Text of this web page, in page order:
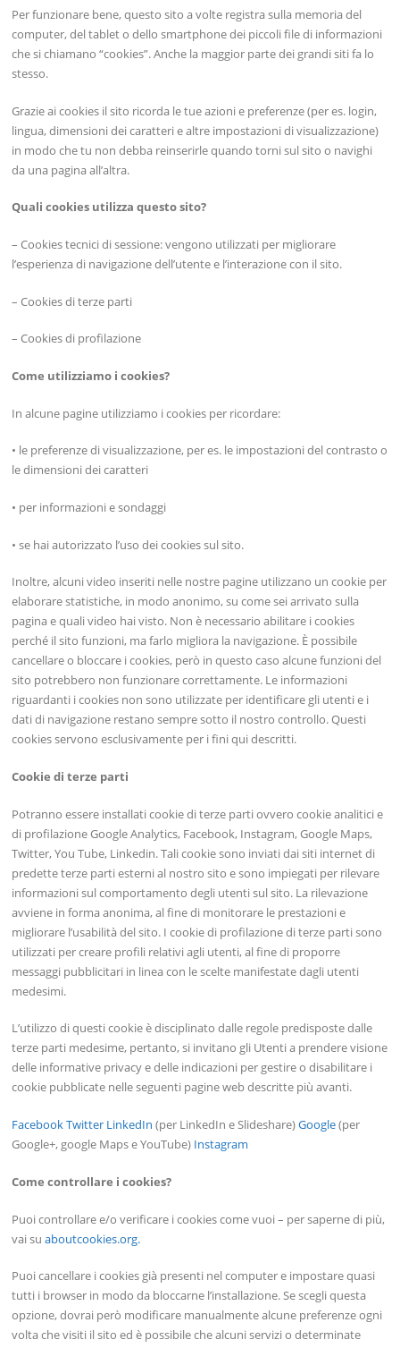
Per funzionare bene, questo sito a volte registra sulla memoria del
computer, del tablet o dello smartphone dei piccoli file di informazioni
che si chiamano “cookies”. Anche la maggior parte dei grandi siti fa lo
stesso.
Grazie ai cookies il sito ricorda le tue azioni e preferenze (per es. login,
lingua, dimensioni dei caratteri e altre impostazioni di visualizzazione)
in modo che tu non debba reinserirle quando torni sul sito o navighi
da una pagina all’altra.
Quali cookies utilizza questo sito?
– Cookies tecnici di sessione: vengono utilizzati per migliorare
l’esperienza di navigazione dell’utente e l’interazione con il sito.
– Cookies di terze parti
– Cookies di profilazione
Come utilizziamo i cookies?
In alcune pagine utilizziamo i cookies per ricordare:
• le preferenze di visualizzazione, per es. le impostazioni del contrasto o
le dimensioni dei caratteri
• per informazioni e sondaggi
• se hai autorizzato l’uso dei cookies sul sito.
Inoltre, alcuni video inseriti nelle nostre pagine utilizzano un cookie per
elaborare statistiche, in modo anonimo, su come sei arrivato sulla
pagina e quali video hai visto. Non è necessario abilitare i cookies
perché il sito funzioni, ma farlo migliora la navigazione. È possibile
cancellare o bloccare i cookies, però in questo caso alcune funzioni del
sito potrebbero non funzionare correttamente. Le informazioni
riguardanti i cookies non sono utilizzate per identificare gli utenti e i
dati di navigazione restano sempre sotto il nostro controllo. Questi
cookies servono esclusivamente per i fini qui descritti.
Cookie di terze parti
Potranno essere installati cookie di terze parti ovvero cookie analitici e
di profilazione Google Analytics, Facebook, Instagram, Google Maps,
Twitter, You Tube, Linkedin. Tali cookie sono inviati dai siti internet di
predette terze parti esterni al nostro sito e sono impiegati per rilevare
informazioni sul comportamento degli utenti sul sito. La rilevazione
avviene in forma anonima, al fine di monitorare le prestazioni e
migliorare l’usabilità del sito. I cookie di profilazione di terze parti sono
utilizzati per creare profili relativi agli utenti, al fine di proporre
messaggi pubblicitari in linea con le scelte manifestate dagli utenti
medesimi.
L’utilizzo di questi cookie è disciplinato dalle regole predisposte dalle
terze parti medesime, pertanto, si invitano gli Utenti a prendere visione
delle informative privacy e delle indicazioni per gestire o disabilitare i
cookie pubblicate nelle seguenti pagine web descritte più avanti.
FacebookTwitter LinkedIn (per LinkedIn e Slideshare)Google(per
Google+, google Maps e YouTube) Instagram
Come controllare i cookies?
Puoi controllare e/o verificare i cookies come vuoi – per saperne di più,
vai suaboutcookies.org.
Puoi cancellare i cookies già presenti nel computer e impostare quasi
tutti i browser in modo da bloccarne l’installazione. Se scegli questa
opzione, dovrai però modificare manualmente alcune preferenze ogni
volta che visiti il sito ed è possibile che alcuni servizi o determinate